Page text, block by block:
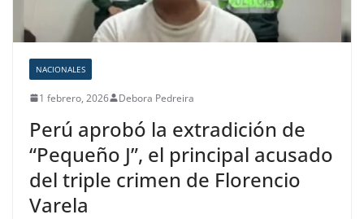
NACIONALES
1 febrero, 2026 Debora Pedreira
Perú aprobó la extradición de
“Pequeño J”, el principal acusado
del triple crimen de Florencio
Varela